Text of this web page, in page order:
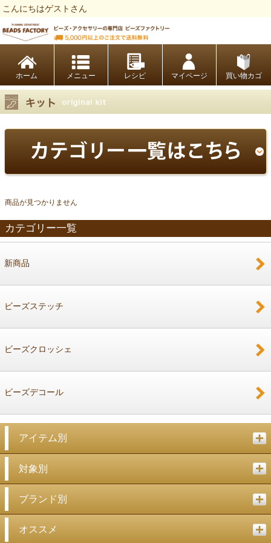
こんにちはゲストさん
ホーム レシピ マイページ 買い物カゴ
商品が見つかりません
カテゴリー一覧
新商品
ビーズステッチ
ビーズクロッシェ
ビーズデコール
アイテム別
対象別
ブランド別
オススメ